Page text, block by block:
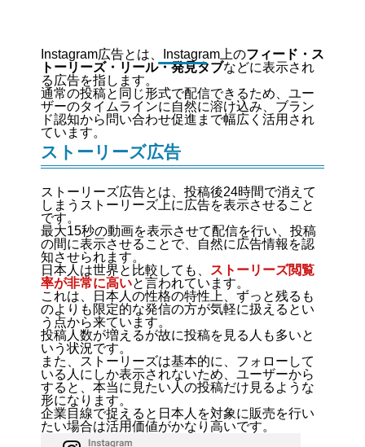
Instagram広告とは、Instagram上のフィード・ス
トーリーズ・リール・発見タブなどに表示され
る広告を指します。
通常の投稿と同じ形式で配信できるため、ユー
ザーのタイムラインに自然に溶け込み、ブラン
ド認知から問い合わせ促進まで幅広く活用され
ています。
ストーリーズ広告
ストーリーズ広告とは、投稿後24時間で消えて
しまうストーリーズ上に広告を表示させること
です。
最大15秒の動画を表示させて配信を行い、投稿
の間に表示させることで、自然に広告情報を認
知させられます。
日本人は世界と比較しても、
ストーリーズ閲覧
率が非常に高いと言われています。
これは、日本人の性格の特性上、ずっと残るも
のよりも限定的な発信の方が気軽に扱えるとい
う点から来ています。
投稿人数が増えるが故に投稿を見る人も多いと
いう状況です。
また、ストーリーズは基本的に、フォローして
いる人にしか表示されないため、ユーザーから
すると、本当に見たい人の投稿だけ見るような
形になります。
企業目線で捉えると日本人を対象に販売を行い
たい場合は活用価値がかなり高いです。